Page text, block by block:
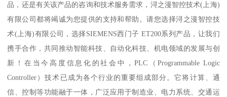
品，还是有关该产品的咨询和技术服务需求，浔之漫智控技术(上海)
有限公司都将竭诚为您提供的支持和帮助。请您选择浔之漫智控技
术(上海)有限公司，选择SIEMENS西门子 ET200系列产品，让我们
携手合作，共同推动智能科技、自动化科技、机电领域的发展与创
新！在当今高度信息化的社会中，PLC（Programmable Logic
Controller）技术已成为各个行业的重要组成部分。它将计算、通
信、控制等功能融于一体，广泛应用于制造业、电力系统、交通运